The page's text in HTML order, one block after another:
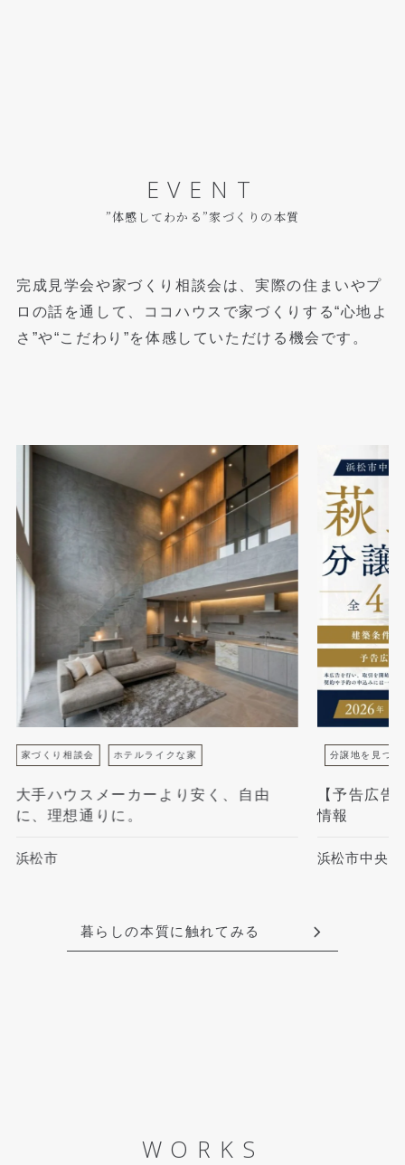
EVENT
”体感してわかる”家づくりの本質
完成見学会や家づくり相談会は、実際の住まいやプ
ロの話を通して、
ココハウスで家づくりする“心地よ
さ”や“こだわり”を体感していただける機会です。
家づくり相談会 ホテルライクな家
大手ハウスメーカーより安く、自由
に、理想通りに。
浜松市
分譲地を見つけ
【予告広
情報
浜松市中央
暮らしの本質に触れてみる
WORKS